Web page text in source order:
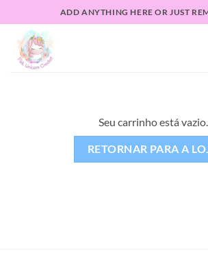
to
content
ADD ANYTHING HERE OR JUST
Seu carrinho está vazio.
RETORNAR PARA A